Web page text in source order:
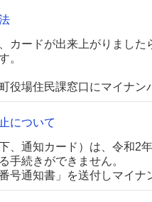
カードが出来上がりまし
。
役場住民課窓口にマイナン
について
、通知カード）は、令和2
手続きができません。
号通知書」を送付しマイナ